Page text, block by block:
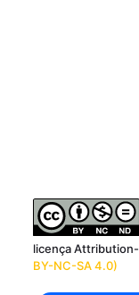
licença Attribution-
BY-NC-SA 4.0)